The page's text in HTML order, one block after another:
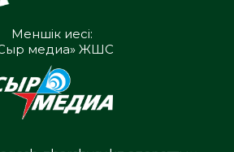
Меншік иесі:
медиа» ЖШС